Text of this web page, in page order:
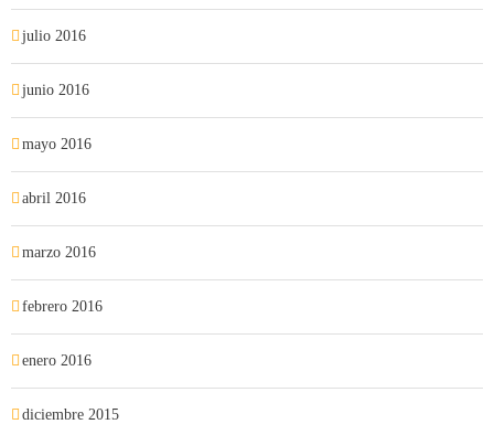
julio 2016
junio 2016
mayo 2016
abril 2016
marzo 2016
febrero 2016
enero 2016
diciembre 2015